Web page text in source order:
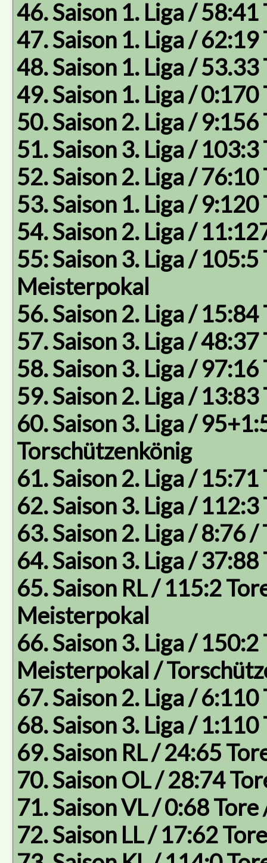
46. Saison 1. Liga /
47. Saison 1. Liga /
48. Saison 1. Liga /
49. Saison 1. Liga /
50. Saison 2. Liga /
51. Saison 3. Liga /
52. Saison 2. Liga /
53. Saison 1. Liga /
54. Saison 2. Liga /
55: Saison 3. Liga /
Meisterpokal
56. Saison 2. Liga /
57. Saison 3. Liga /
58. Saison 3. Liga /
59. Saison 2. Liga /
60. Saison 3. Liga /
Torschützenkönig
61. Saison 2. Liga /
62. Saison 3. Liga /
63. Saison 2. Liga / 8:76
64. Saison 3. Liga /
65. Saison RL / 115:2
Meisterpokal
66. Saison 3. Liga /
Meisterpokal /
67. Saison 2. Liga /
68. Saison 3. Liga /
69. Saison RL / 24:65
70. Saison OL / 28:74
71. Saison VL / 0:68
72. Saison LL / 17:62